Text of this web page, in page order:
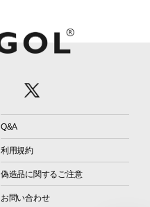
Q&A
利用規約
偽造品に関するご注意
お問い合わせ